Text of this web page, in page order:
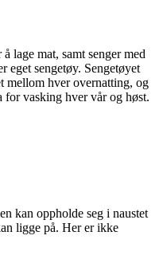
lage mat, samt senger med
eget sengetøy. Sengetøyet
mellom hver overnatting, og
vasking hver vår og høst.
kan oppholde seg i naustet
ligge på. Her er ikke